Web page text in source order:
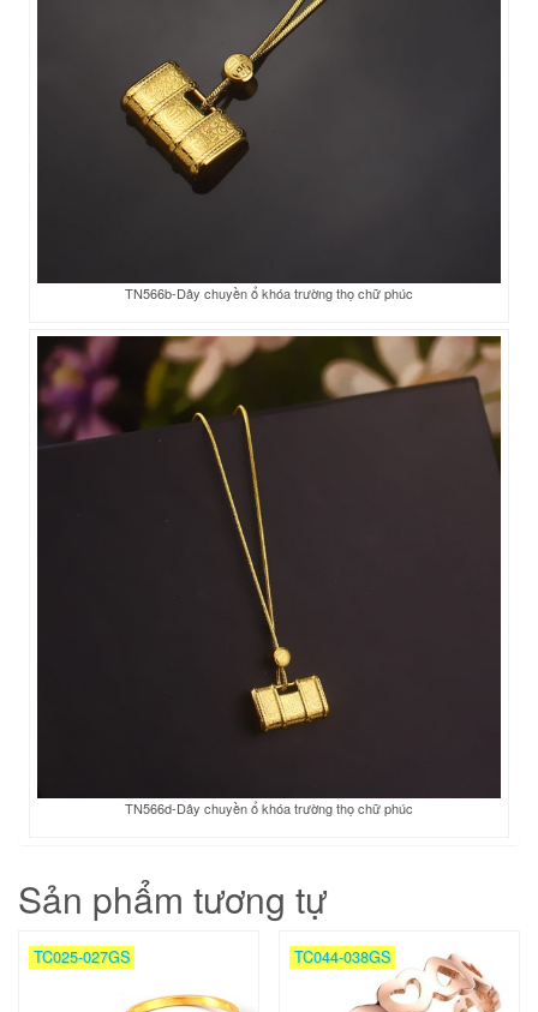
TN566b-Dây chuyền ổ khóa trường thọ chữ phúc
TN566d-Dây chuyền ổ khóa trường thọ chữ phúc
Sản phẩm tương tự
TC025-027GS TC044-038GS